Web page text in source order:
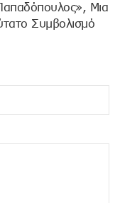
Μια
Συμβολισμό